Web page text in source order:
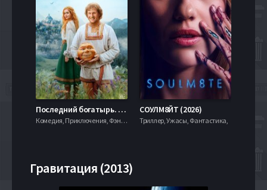
Последний богатырь. Колобок (2026)
Комедия, Приключения, Фэнтези,
СОУЛМ8ЙТ (2026)
Триллер, Ужасы, Фантастика,
Гравитация (2013)